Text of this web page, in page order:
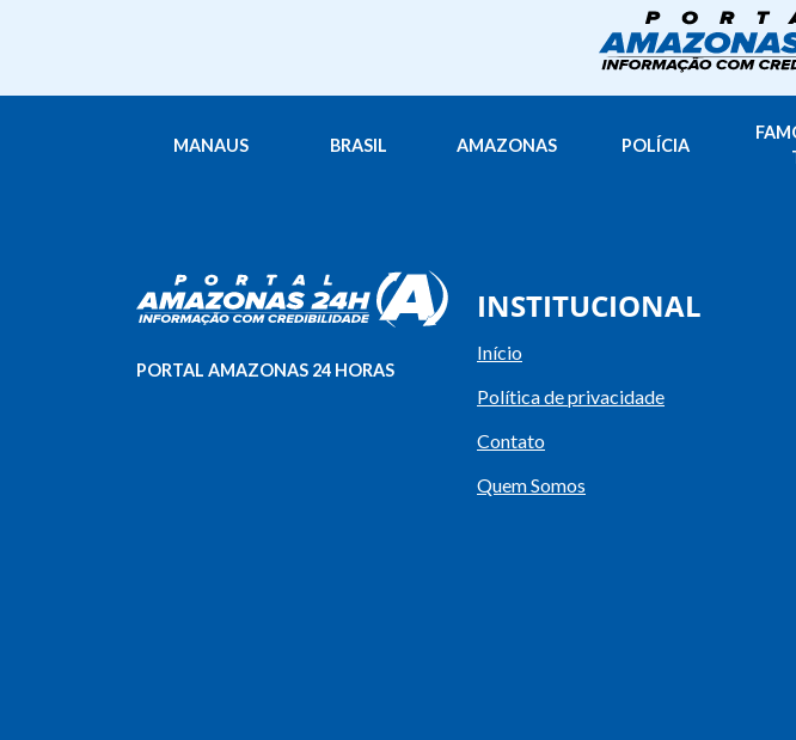
MANAUS BRASIL AMAZONAS POLÍCIA
PORTAL AMAZONAS 24 HORAS
INSTITUCIONAL
Início
Política de privacidade
Contato
Quem Somos